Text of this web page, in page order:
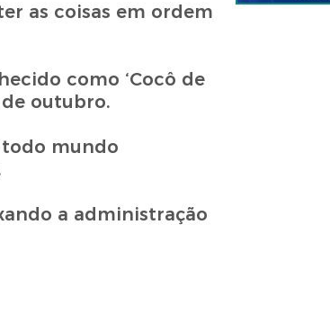
as coisas em ordem
como ‘Cocô de
outubro.
todo mundo
a administração